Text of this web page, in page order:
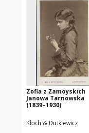
Zofia z Zamoyskich
Janowa Tarnowska
(1839–1930)
Kloch & Dutkiewicz